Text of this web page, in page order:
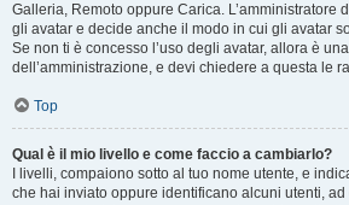
Galleria, Remoto oppure Carica. L’amministratore
gli avatar e decide anche il modo in cui gli avatar
Se non ti è concesso l’uso degli avatar, allora è
dell’amministrazione, e devi chiedere a questa le
Top
Qual è il mio livello e come faccio a cambiarlo?
I livelli, compaiono sotto al tuo nome utente, e
che hai inviato oppure identificano alcuni utenti,